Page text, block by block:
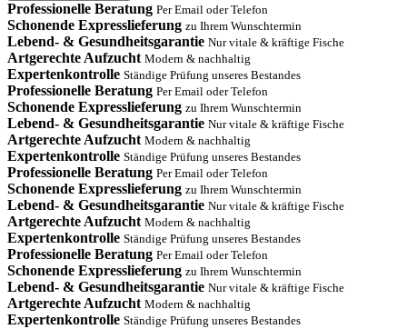
Professionelle Beratung Per Email oder Telefon
Schonende Expresslieferung zu Ihrem Wunschtermin
Lebend- & Gesundheitsgarantie Nur vitale & kräftige Fische
Artgerechte Aufzucht Modern & nachhaltig
Expertenkontrolle Ständige Prüfung unseres Bestandes
Professionelle Beratung Per Email oder Telefon
Schonende Expresslieferung zu Ihrem Wunschtermin
Lebend- & Gesundheitsgarantie Nur vitale & kräftige Fische
Artgerechte Aufzucht Modern & nachhaltig
Expertenkontrolle Ständige Prüfung unseres Bestandes
Professionelle Beratung Per Email oder Telefon
Schonende Expresslieferung zu Ihrem Wunschtermin
Lebend- & Gesundheitsgarantie Nur vitale & kräftige Fische
Artgerechte Aufzucht Modern & nachhaltig
Expertenkontrolle Ständige Prüfung unseres Bestandes
Professionelle Beratung Per Email oder Telefon
Schonende Expresslieferung zu Ihrem Wunschtermin
Lebend- & Gesundheitsgarantie Nur vitale & kräftige Fische
Artgerechte Aufzucht Modern & nachhaltig
Expertenkontrolle Ständige Prüfung unseres Bestandes